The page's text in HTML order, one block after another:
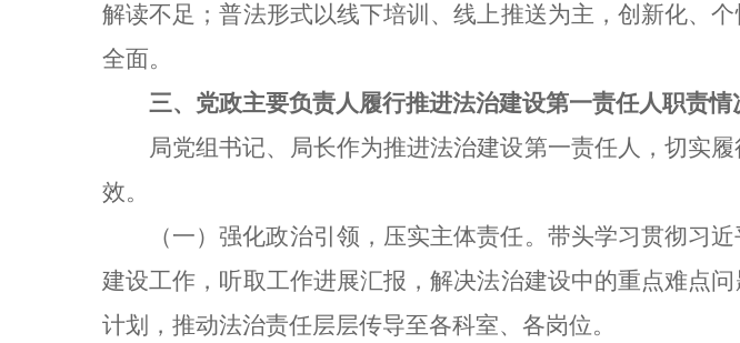
解读不足；普法形式以线下培训、线上推送为主，创新化、
全面。
三、党政主要负责人履行推进法治建设第一责任人职责情
局党组书记、局长作为推进法治建设第一责任人，切实
效。
（一）强化政治引领，压实主体责任。带头学习贯彻习
建设工作，听取工作进展汇报，解决法治建设中的重点难点
计划，推动法治责任层层传导至各科室、各岗位。